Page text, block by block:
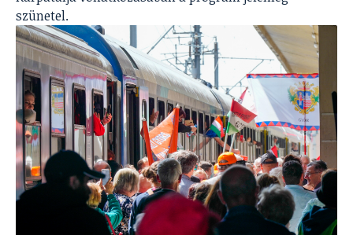
szünetel.